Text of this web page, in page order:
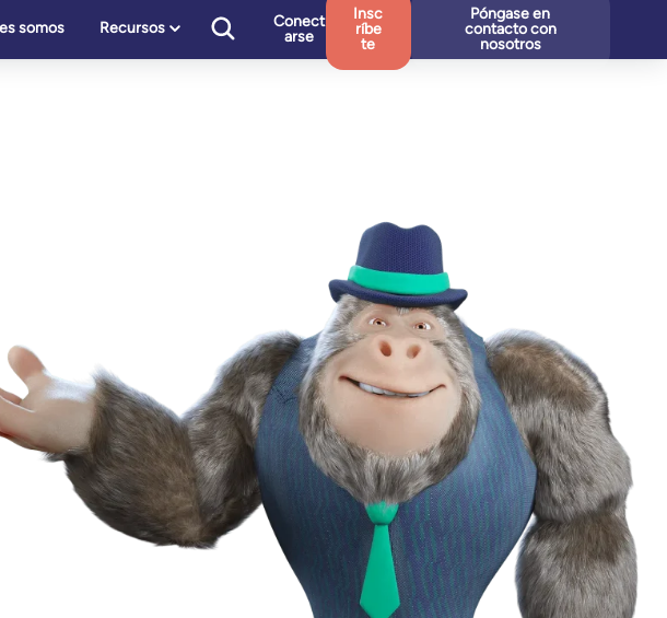
somos Recursos
Conect
arse
Insc
ríbe
te
Póngase en
contacto con
nosotros